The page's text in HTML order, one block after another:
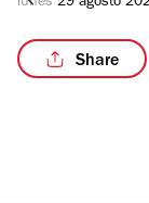
lunes 29 agosto
Share